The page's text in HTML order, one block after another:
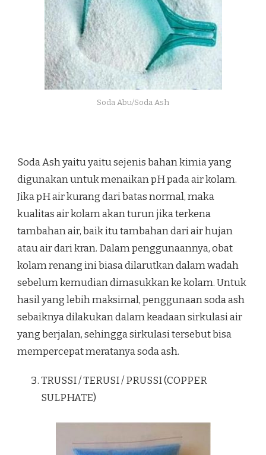
Soda Abu/Soda Ash
Soda Ash yaitu yaitu sejenis bahan kimia yang
digunakan untuk menaikan pH pada air kolam.
Jika pH air kurang dari batas normal, maka
kualitas air kolam akan turun jika terkena
tambahan air, baik itu tambahan dari air hujan
atau air dari kran. Dalam penggunaannya, obat
kolam renang ini biasa dilarutkan dalam wadah
sebelum kemudian dimasukkan ke kolam. Untuk
hasil yang lebih maksimal, penggunaan soda ash
sebaiknya dilakukan dalam keadaan sirkulasi air
yang berjalan, sehingga sirkulasi tersebut bisa
mempercepat meratanya soda ash.
TRUSSI / TERUSI / PRUSSI (COPPER
SULPHATE)